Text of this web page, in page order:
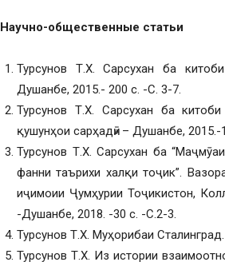
Научно-общественные статьи
Турсунов Т.Х. Сарсухан ба китоби
Душанбе, 2015.- 200 с. -С. 3-7.
Турсунов Т.Х. Сарсухан ба
қушунҳои сарҳадӣ» – Душанбе, 2015.-
Турсунов Т.Х. Сарсухан ба
фанни таърихи халқи тоҷик”.
иҷимоии Ҷумҳурии Тоҷикистон,
-Душанбе, 2018. -30 с. -С.2-3.
Турсунов Т.Х. Муҳорибаи
Турсунов Т.Х. Из истории